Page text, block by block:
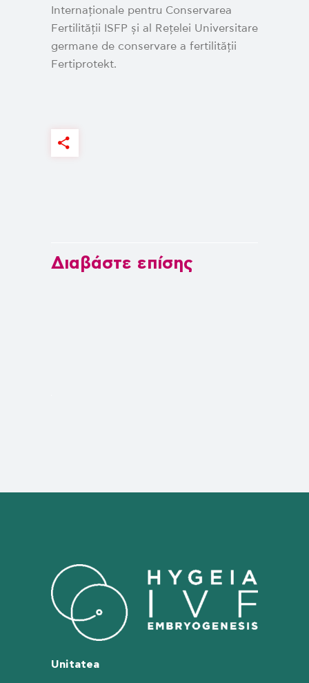
Internaționale pentru Conservarea
Fertilității ISFP și al Rețelei Universitare
germane de conservare a fertilității
Fertiprotekt.
Διαβάστε επίσης
Unitatea